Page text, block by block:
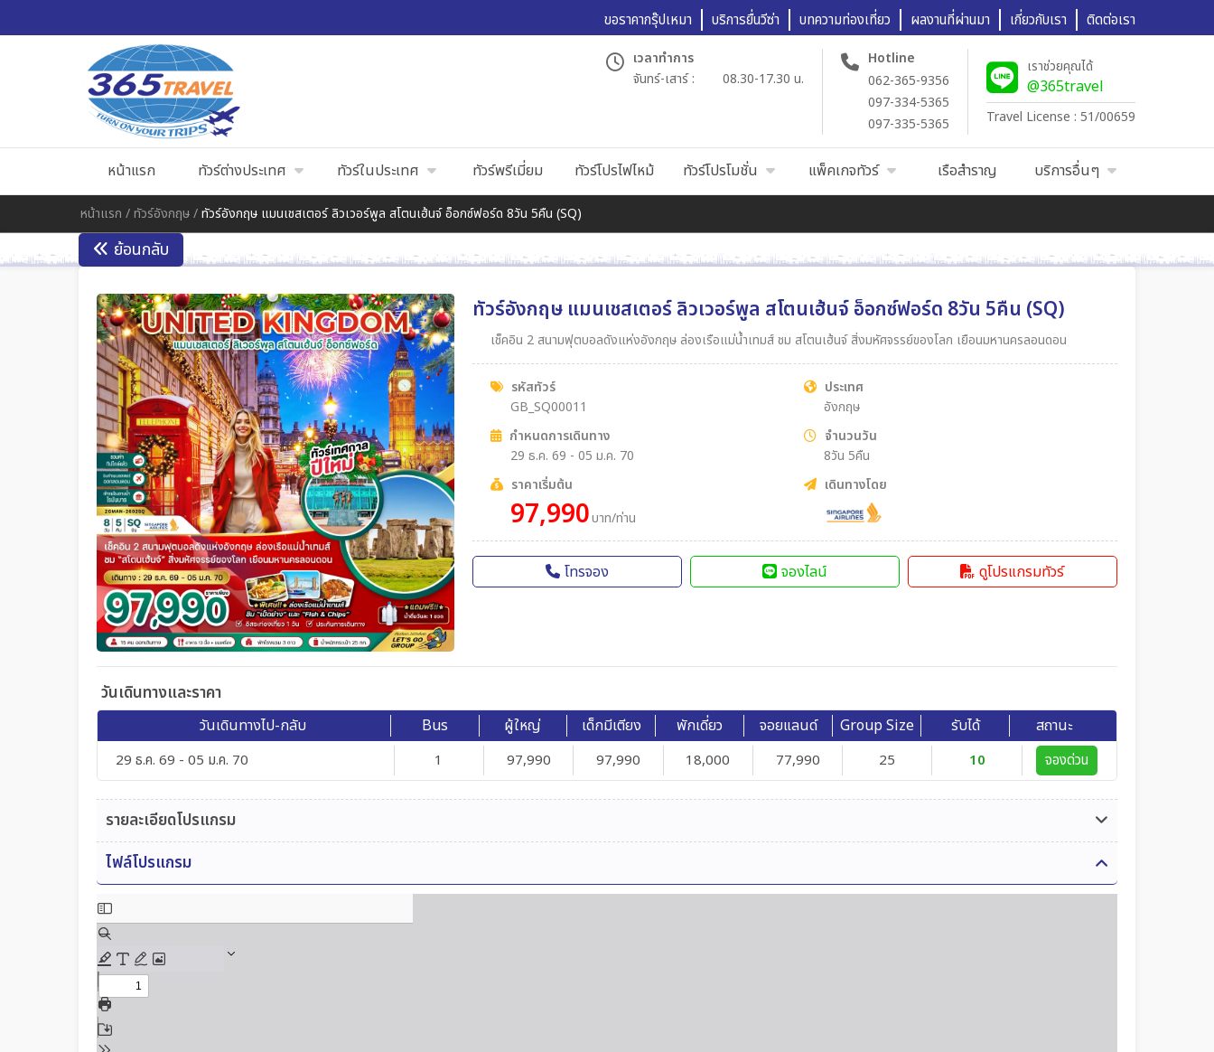
ขอราคากรุ๊ปเหมา บริการยื่นวีซ่า บทความท่องเที่ยว ผลงานที่ผ่านมา เกี่ยวกับเรา ติดต่อเรา
เวลาทำการ
จันทร์-เสาร์ :
08.30-17.30 น.
Hotline
062-365-9356
097-334-5365
097-335-5365
เราช่วยคุณได้
@365travel
Travel License : 51/00659
หน้าแรก ทัวร์ต่างประเทศ ทัวร์ในประเทศ ทัวร์พรีเมี่ยม ทัวร์โปรไฟไหม้ ทัวร์โปรโมชั่น แพ็คเกจทัวร์ เรือสำราญ บริการอื่นๆ
หน้าแรก /ทัวร์อังกฤษ/ทัวร์อังกฤษ แมนเชสเตอร์ ลิวเวอร์พูล สโตนเฮ้นจ์ อ็อกซ์ฟอร์ด 8วัน 5คืน (SQ)
ย้อนกลับ
ทัวร์อังกฤษ แมนเชสเตอร์ ลิวเวอร์พูล สโตนเฮ้นจ์ อ็อกซ์ฟอร์ด 8วัน 5คืน (SQ)
เช็คอิน 2 สนามฟุตบอลดังแห่งอังกฤษ ล่องเรือแม่น้ำเทมส์ ชม สโตนเฮ้นจ์ สิ่งมหัศจรรย์ของโลก เยือนมหานครลอนดอน
รหัสทัวร์
GB_SQ00011
ประเทศ
อังกฤษ
กำหนดการเดินทาง
29 ธ.ค. 69 - 05 ม.ค. 70
จำนวนวัน
8วัน 5คืน
ราคาเริ่มต้น
97,990บาท/ท่าน
เดินทางโดย
โทรจอง จองไลน์ ดูโปรแกรมทัวร์
วันเดินทางและราคา
วันเดินทางไป-กลับ Bus ผู้ใหญ่ เด็กมีเตียง พักเดี่ยว จอยแลนด์ Group Size รับได้ สถานะ
29 ธ.ค. 69 - 05 ม.ค. 70 1 97,990 97,990 18,000 77,990 25 10 จองด่วน
รายละเอียดโปรแกรม
ไฟล์โปรแกรม